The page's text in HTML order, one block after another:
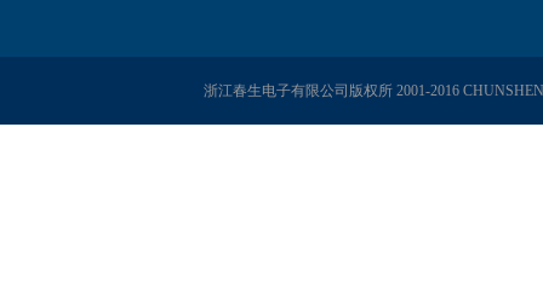
浙江春生电子有限公司版权所 2001-2016